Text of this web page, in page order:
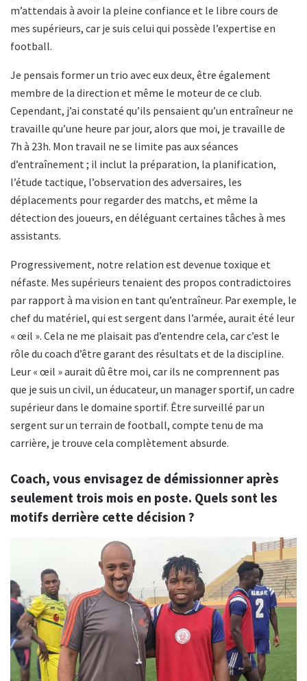
m’attendais à avoir la pleine confiance et le libre cours de
mes supérieurs, car je suis celui qui possède l’expertise en
football.
Je pensais former un trio avec eux deux, être également
membre de la direction et même le moteur de ce club.
Cependant, j’ai constaté qu’ils pensaient qu’un entraîneur ne
travaille qu’une heure par jour, alors que moi, je travaille de
7h à 23h. Mon travail ne se limite pas aux séances
d’entraînement ; il inclut la préparation, la planification,
l’étude tactique, l’observation des adversaires, les
déplacements pour regarder des matchs, et même la
détection des joueurs, en déléguant certaines tâches à mes
assistants.
Progressivement, notre relation est devenue toxique et
néfaste. Mes supérieurs tenaient des propos contradictoires
par rapport à ma vision en tant qu’entraîneur. Par exemple, le
chef du matériel, qui est sergent dans l’armée, aurait été leur
« œil ». Cela ne me plaisait pas d’entendre cela, car c’est le
rôle du coach d’être garant des résultats et de la discipline.
Leur « œil » aurait dû être moi, car ils ne comprennent pas
que je suis un civil, un éducateur, un manager sportif, un cadre
supérieur dans le domaine sportif. Être surveillé par un
sergent sur un terrain de football, compte tenu de ma
carrière, je trouve cela complètement absurde.
Coach, vous envisagez de démissionner après
seulement trois mois en poste. Quels sont les
motifs derrière cette décision ?